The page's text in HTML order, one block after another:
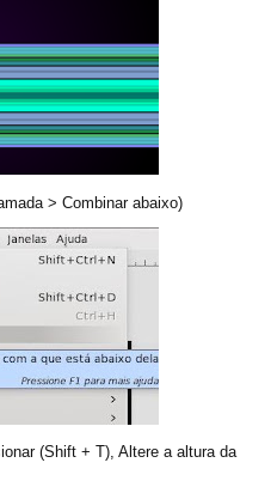
> Combinar abaixo)
(Shift + T), Altere a altura da